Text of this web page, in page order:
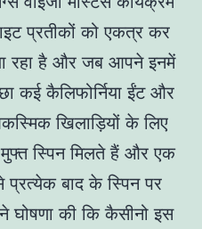
प्रतीकों को एकत्र कर
रहा है और जब आपने इनमें
कई कैलिफोर्निया ईंट और
खिलाड़ियों के लिए
स्पिन मिलते हैं और एक
प्रत्येक बाद के स्पिन पर
घोषणा की कि कैसीनो इस